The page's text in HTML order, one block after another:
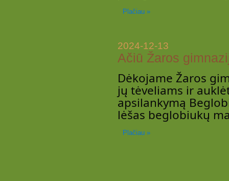
Plačiau »
2024-12-13
Ačiū Žaros
Dėkojame Žaros
jų tėveliams ir
apsilankymą
lėšas beglobiukų
Plačiau »